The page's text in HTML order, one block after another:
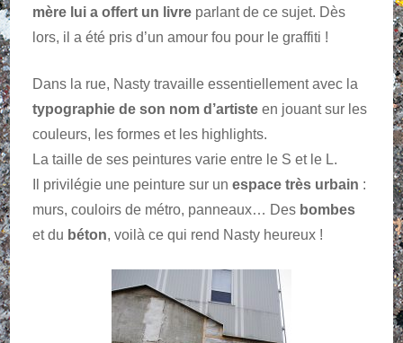
mère lui a offert un livre parlant de ce sujet. Dès
lors, il a été pris d’un amour fou pour le graffiti !
Dans la rue, Nasty travaille essentiellement avec la
typographie de son nom d’artiste en jouant sur les
couleurs, les formes et les highlights.
La taille de ses peintures varie entre le S et le L.
Il privilégie une peinture sur unespace très urbain :
murs, couloirs de métro, panneaux… Des bombes
et du béton, voilà ce qui rend Nasty heureux !